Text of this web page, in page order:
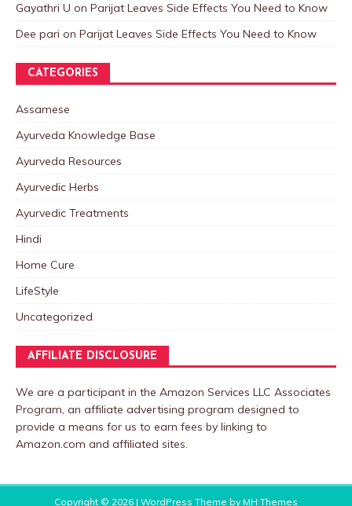
Gayathri U on Parijat Leaves Side Effects You Need to Know
Dee pari on Parijat Leaves Side Effects You Need to Know
CATEGORIES
Assamese
Ayurveda Knowledge Base
Ayurveda Resources
Ayurvedic Herbs
Ayurvedic Treatments
Hindi
Home Cure
LifeStyle
Uncategorized
AFFILIATE DISCLOSURE
We are a participant in the Amazon Services LLC Associates
Program, an affiliate advertising program designed to
provide a means for us to earn fees by linking to
Amazon.com and affiliated sites.
Copyright © 2026 | WordPress Theme by MH Themes